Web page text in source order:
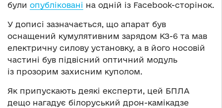
були опубліковані на одній із Facebook-сторінок.
У дописі зазначається, що апарат був
оснащений кумулятивним зарядом КЗ-6 та мав
електричну силову установку, а в його носовій
частині був підвісний оптичний модуль
із прозорим захисним куполом.
Як припускають деякі експерти, цей БПЛА
дещо нагадує білоруський дрон-камікадзе